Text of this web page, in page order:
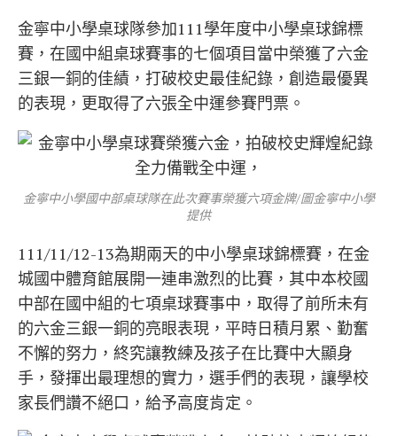
金寧中小學桌球隊參加111學年度中小學桌球錦標
賽，在國中組桌球賽事的七個項目當中榮獲了六金
三銀一銅的佳績，打破校史最佳紀錄，創造最優異
的表現，更取得了六張全中運參賽門票。
金寧中小學國中部桌球隊在此次賽事榮獲六項金牌/圖金寧中小學
提供
111/11/12-13為期兩天的中小學桌球錦標賽，在金
城國中體育館展開一連串激烈的比賽，其中本校國
中部在國中組的七項桌球賽事中，取得了前所未有
的六金三銀一銅的亮眼表現，平時日積月累、勤奮
不懈的努力，終究讓教練及孩子在比賽中大顯身
手，發揮出最理想的實力，選手們的表現，讓學校
家長們讚不絕口，給予高度肯定。